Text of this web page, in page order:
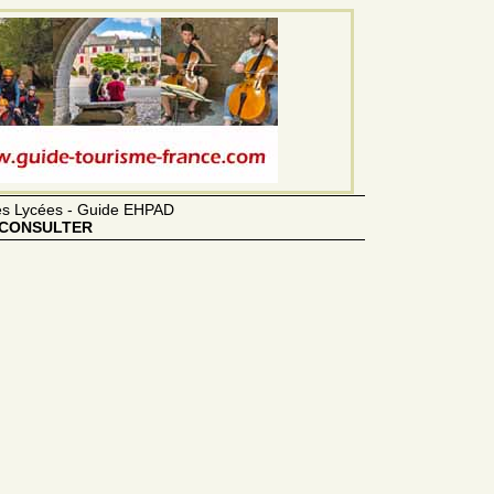
Lycées - Guide EHPAD